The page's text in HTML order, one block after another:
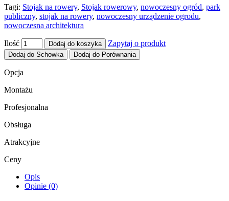
Tagi: Stojak na rowery, Stojak rowerowy, nowoczesny ogród, park
publiczny, stojak na rowery, nowoczesny urządzenie ogrodu,
nowoczesna architektura
Ilość Dodaj do koszyka Zapytaj o produkt
Dodaj do Schowka Dodaj do Porównania
Opcja
Montażu
Profesjonalna
Obsługa
Atrakcyjne
Ceny
Opis
Opinie (0)